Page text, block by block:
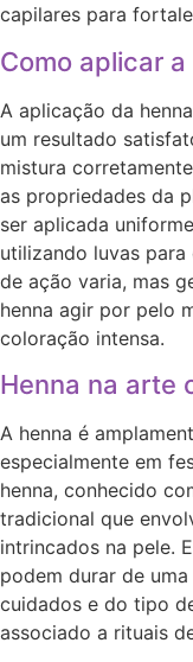
capilares para
Como aplicar a
A aplicação da
um resultado
mistura
as propriedades da
ser aplicada
utilizando luvas para
de ação varia, mas
henna agir por pelo
coloração intensa.
Henna na arte
A henna é
especialmente em
henna, conhecido
tradicional que
intrincados na pele.
podem durar de
cuidados e do tipo
associado a rituais